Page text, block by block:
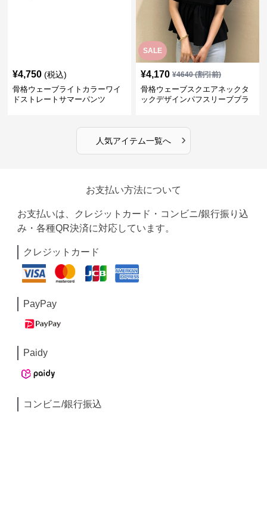
¥4,750 (税込)
骨格ウェーブライトカラーワイ
ドストレートサマーパンツ
SALE
¥4,170 ¥4640(割引前)
骨格ウェーブスクエアネックタ
ックデザインパフスリーブブラ
人気アイテム一覧へ ›
お支払い方法について
お支払いは、クレジットカード・コンビニ/銀行振り込
み・各種QR決済に対応しています。
クレジットカード
PayPay
Paidy
コンビニ/銀行振込